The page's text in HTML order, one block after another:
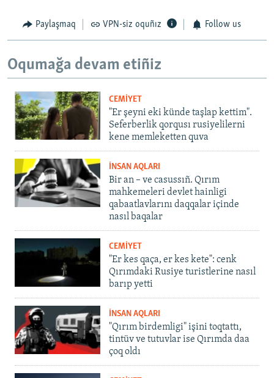
Paylaşmaq VPN-siz oquñız Follow us
Oqumağa devam etiñiz
CEMİYET
"Er şeyni eki künde taşlap kettim".
Seferberlik qorqusı rusiyelilerni
kene memleketten quva
İNSAN AQLARI
Bir an – ve casussıñ. Qırım
mahkemeleri devlet hainligi
qabaatlavlarını daqqalar içinde
nasıl baqalar
CEMİYET
"Er kes qaça, er kes kete": cenk
Qırımdaki Rusiye turistlerine nasıl
barıp yetti
İNSAN AQLARI
"Qırım birdemligi" işini toqtattı,
tintüv ve tutuvlar ise Qırımda daa
çoq oldı